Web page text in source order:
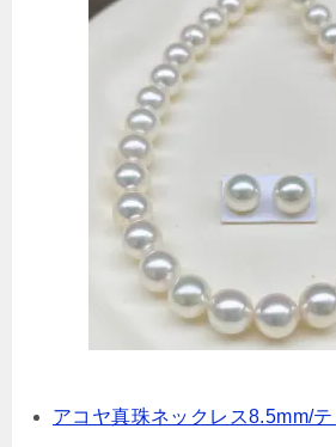
アコヤ真珠ネックレス8.5mm/